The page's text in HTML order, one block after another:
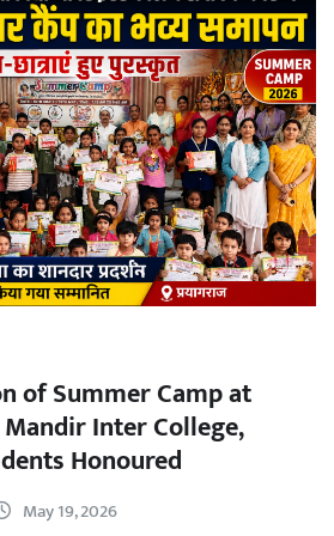
of Summer Camp at
Inter College,
Honoured
May 19, 2026